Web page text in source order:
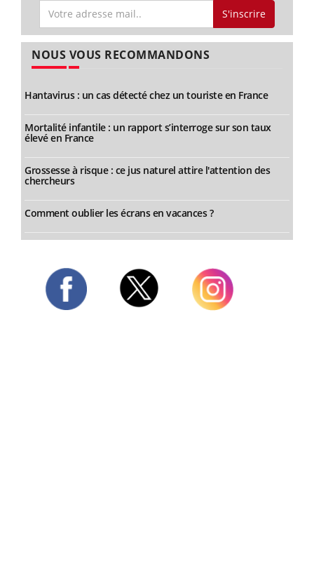
S'inscrire
NOUS VOUS RECOMMANDONS
Hantavirus : un cas détecté chez un touriste en France
Mortalité infantile : un rapport s’interroge sur son taux
élevé en France
Grossesse à risque : ce jus naturel attire l'attention des
chercheurs
Comment oublier les écrans en vacances ?